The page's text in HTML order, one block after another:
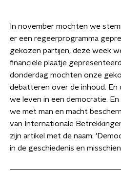
In november mochten we
er een regeerprogramma
gekozen partijen, deze week
financiële plaatje
donderdag mochten onze
debatteren over de inhoud. En
we leven in een democratie.
we met man en macht
van Internationale
zijn artikel met de naam:
in de geschiedenis en